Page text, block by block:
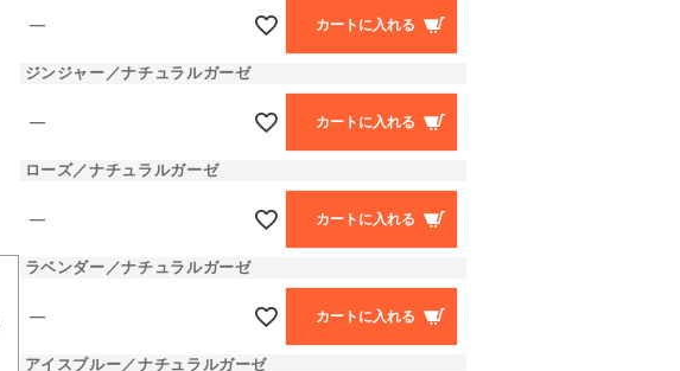
― カートに入れる
ジンジャー／ナチュラルガーゼ
― カートに入れる
ローズ／ナチュラルガーゼ
― カートに入れる
ラベンダー／ナチュラルガーゼ
― カートに入れる
アイスブルー／ナチュラルガーゼ